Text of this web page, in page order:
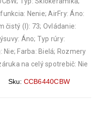
Nenie; AirFry: Áno:
čistý (l): 73; Ovládanie:
Áno; Typ rúry:
Farba: Bielá; Rozmery
na celý spotrebič: Nie
Sku: CCB6440CBW